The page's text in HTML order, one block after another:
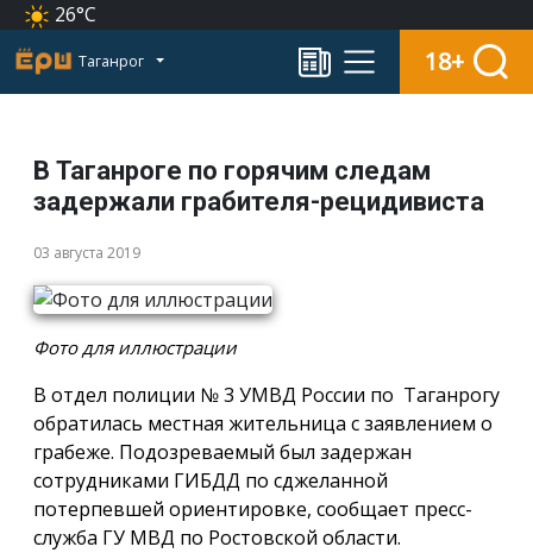
26°C
Таганрог 18+
В Таганроге по горячим следам
задержали грабителя-рецидивиста
03 августа 2019
Фото для иллюстрации
В отдел полиции № 3 УМВД России по Таганрогу
обратилась местная жительница с заявлением о
грабеже. Подозреваемый был задержан
сотрудниками ГИБДД по сджеланной
потерпевшей ориентировке, сообщает пресс-
служба ГУ МВД по Ростовской области.